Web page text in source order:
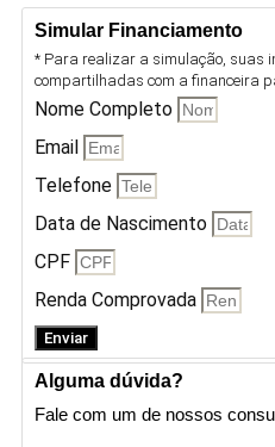
Simular Financiamento
* Para realizar a simulação, suas
compartilhadas com a financeira
Nome Completo
Email
Telefone
Data de Nascimento
CPF
Renda Comprovada
Enviar
Alguma dúvida?
Fale com um de nossos